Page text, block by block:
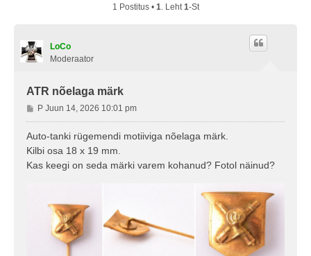
1 Postitus • 1. Leht1-st
LoCo
Moderaator
ATR nõelaga märk
P
o
s
t
i
t
P Juun 14, 2026 10:01 pm
Auto-tanki rügemendi motiiviga nõelaga märk.
Kilbi osa 18 x 19 mm.
Kas keegi on seda märki varem kohanud? Fotol näinud?